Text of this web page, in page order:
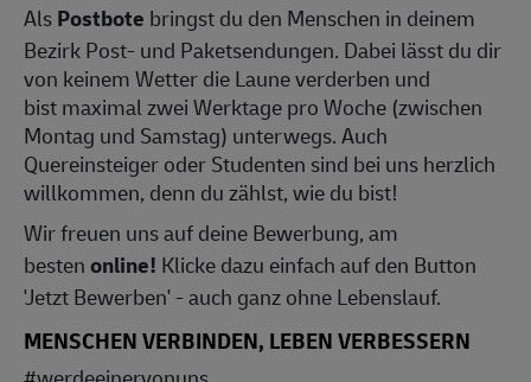
AlsPostbote bringst du den Menschen in deinem
Bezirk Post- und Paketsendungen. Dabei lässt du dir
von keinem Wetter die Laune verderben und
bist maximal zwei Werktage pro Woche (zwischen
Montag und Samstag) unterwegs. Auch
Quereinsteiger oder Studenten sind bei uns herzlich
willkommen, denn du zählst, wie du bist!
Wir freuen uns auf deine Bewerbung, am
bestenonline! Klicke dazu einfach auf den Button
'Jetzt Bewerben' - auch ganz ohne Lebenslauf.
MENSCHEN VERBINDEN, LEBEN VERBESSERN